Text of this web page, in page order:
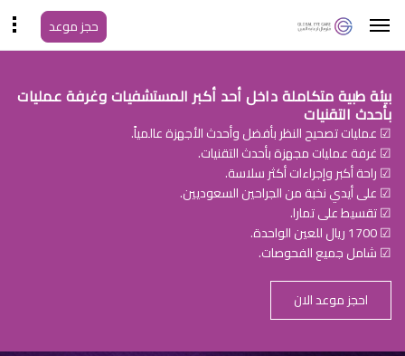
حجز موعد
بيئة طبية متكاملة داخل أحد أكبر المستشفيات وغرفة عمليات
بأحدث التقنيات
☑ عمليات تصحيح النظر بأفضل وأحدث الأجهزة عالمياً.
☑ غرفة عمليات مجهزة بأحدث التقنيات.
☑ راحة أكبر وإجراءات أكثر سلاسة.
☑ على أيدي نخبة من الجراحين السعوديين.
☑ تقسيط على تمارا.
☑ 1700 ريال للعين الواحدة.
☑ شامل جميع الفحوصات.
احجز موعد الان